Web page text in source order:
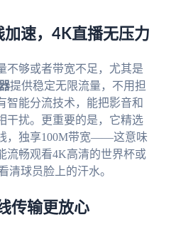
速，4K直播无压力
不够或者带宽不足，尤其是
提供稳定无限流量，不用担
智能分流技术，能把影音和
干扰。更重要的是，它精选
，独享100M带宽——这意味
流畅观看4K高清的世界杯或
清球员脸上的汗水。
传输更放心